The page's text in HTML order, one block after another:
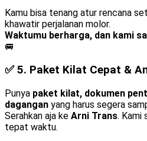
Kamu bisa tenang atur rencana
khawatir perjalanan molor.
Waktumu berharga, dan kami
🚐
✅ 5. Paket Kilat Cepat &
Punya paket kilat, dokumen
dagangan yang harus segera
Serahkan aja ke Arni Trans. Kami
tepat waktu.